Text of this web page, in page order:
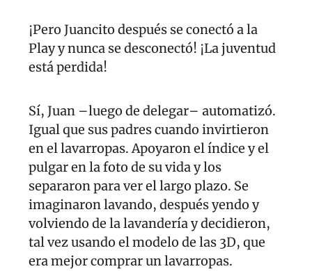
¡Pero Juancito después se conectó a la
Play y nunca se desconectó! ¡La juventud
está perdida!
Sí, Juan –luego de delegar– automatizó.
Igual que sus padres cuando invirtieron
en el lavarropas. Apoyaron el índice y el
pulgar en la foto de su vida y los
separaron para ver el largo plazo. Se
imaginaron lavando, después yendo y
volviendo de la lavandería y decidieron,
tal vez usando el modelo de las 3D, que
era mejor comprar un lavarropas.